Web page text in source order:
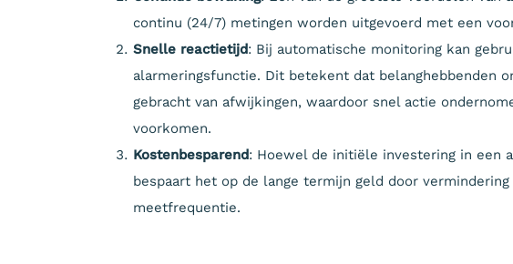
continu (24/7) metingen worden uitgevoerd met een
Snelle reactietijd: Bij automatische monitoring kan
alarmeringsfunctie. Dit betekent dat belanghebbenden
gebracht van afwijkingen, waardoor snel actie
voorkomen.
Kostenbesparend: Hoewel de initiële investering in een
bespaart het op de lange termijn geld door
meetfrequentie.